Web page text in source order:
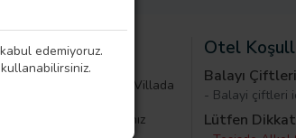
Villa içerisinde
bulunmaktadır. Villada
ve jakuzi
Villadaki konaklamanız
Otel
Balayı
- Balayi çiftleri
Lütfen Dikkat
edemiyoruz.